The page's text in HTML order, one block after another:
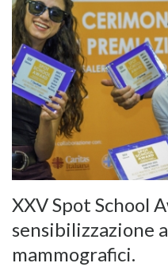
XXV Spot School
sensibilizzazione
mammografici.